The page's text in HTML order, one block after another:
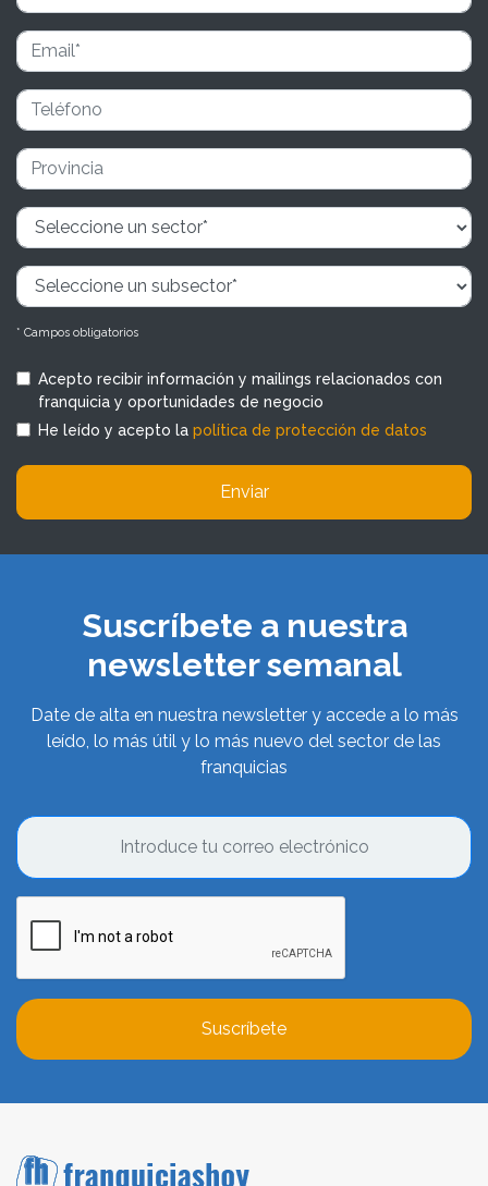
* Campos obligatorios
Acepto recibir información y mailings relacionados con
franquicia y oportunidades de negocio
He leído y acepto la política de protección de datos
Enviar
Suscríbete a nuestra
newsletter semanal
Date de alta en nuestra newsletter y accede a lo más
leído, lo más útil y lo más nuevo del sector de las
franquicias
Suscríbete